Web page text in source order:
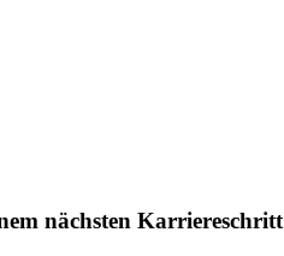
nächsten Karriereschritt